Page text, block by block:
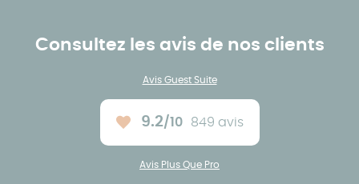
Consultez les avis de nos clients
Avis Guest Suite
Note moyenne :
9.2/10 849 avis
Avis Plus Que Pro